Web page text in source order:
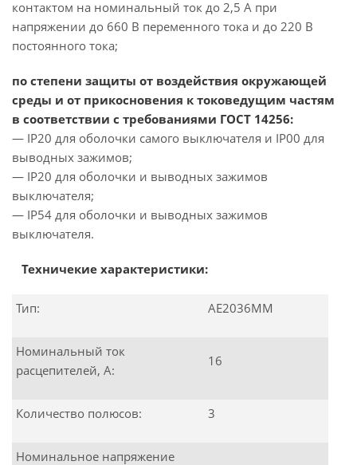
контактом на номинальный ток до 2,5 А при
напряжении до 660 В переменного тока и до 220 В
постоянного тока;
по степени защиты от воздействия окружающей
среды и от прикосновения к токоведущим частям
в соответствии с требованиями ГОСТ 14256:
— IP20 для оболочки самого выключателя и IP00 для
выводных зажимов;
— IP20 для оболочки и выводных зажимов
выключателя;
— IP54 для оболочки и выводных зажимов
выключателя.
Техничекие характеристики:
Тип: АЕ2036ММ
Номинальный ток
расцепителей, А:
16
Количество полюсов: 3
Номинальное напряжение